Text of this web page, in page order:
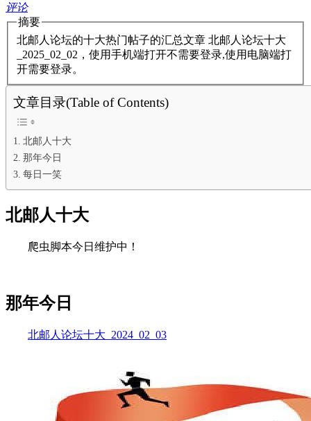
评论
摘要
北邮人论坛的十大热门帖子的汇总文章 北邮人论坛十大
_2025_02_02，使用手机端打开不需要登录,使用电脑端打
开需要登录。
文章目录(Table of Contents)
北邮人十大
那年今日
每日一笑
北邮人十大
爬虫脚本今日维护中！
那年今日
北邮人论坛十大_2024_02_03